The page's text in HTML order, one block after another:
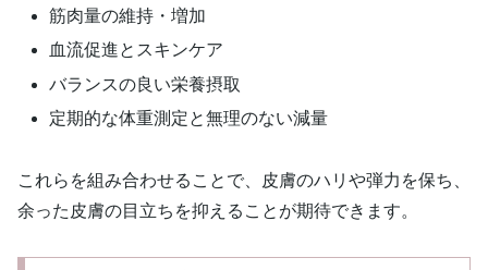
筋肉量の維持・増加
血流促進とスキンケア
バランスの良い栄養摂取
定期的な体重測定と無理のない減量
これらを組み合わせることで、皮膚のハリや弾力を保ち、
余った皮膚の目立ちを抑えることが期待できます。